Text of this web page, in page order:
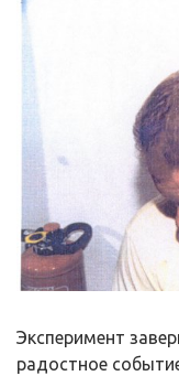
Эксперимент
радостное